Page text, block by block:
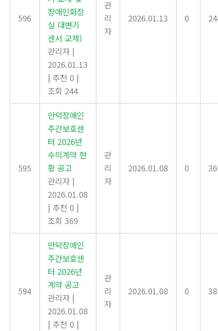
596
장애인화장
실 대변기
센서 교체)
관리자 |
2026.01.13
| 추천 0 |
조회 244
관
리
자
2026.01.13 0
595
만덕장애인
주간보호센
터 2026년
수의계약 현
황 공고
관리자 |
2026.01.08
| 추천 0 |
조회 369
관
리
자
2026.01.08 0
594
만덕장애인
주간보호센
터 2026년
계약 공고
관리자 |
2026.01.08
| 추천 0 |
관
리
자
2026.01.08 0